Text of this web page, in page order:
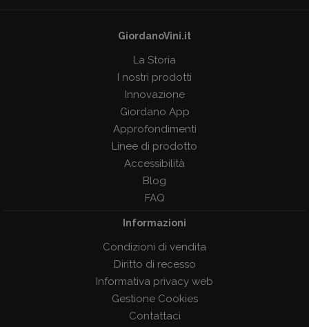
GiordanoVini.it
La Storia
I nostri prodotti
Innovazione
Giordano App
Approfondimenti
Linee di prodotto
Accessibilità
Blog
FAQ
Informazioni
Condizioni di vendita
Diritto di recesso
Informativa privacy web
Gestione Cookies
Contattaci